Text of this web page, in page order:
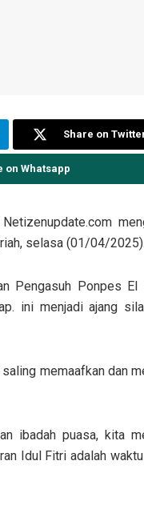
Share on
on Whatsapp
selasa (01/04/2025).
Pengasuh Ponpes El
ini menjadi ajang
memaafkan dan
ibadah puasa, kita
Idul Fitri adalah